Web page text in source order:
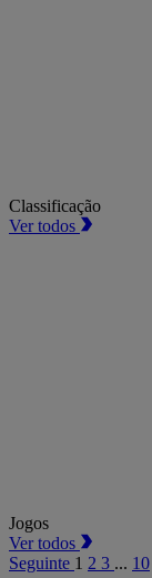
Classificação
Ver todos
Jogos
Ver todos
Seguinte 1 2 3 ... 10